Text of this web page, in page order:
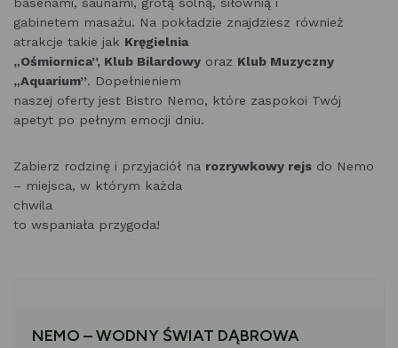
basenami, saunami, grotą solną, siłownią i
gabinetem masażu. Na pokładzie znajdziesz również
atrakcje takie jak Kręgielnia
„Ośmiornica”, Klub Bilardowy oraz Klub Muzyczny
„Aquarium”. Dopełnieniem
naszej oferty jest Bistro Nemo, które zaspokoi Twój
apetyt po pełnym emocji dniu.
Zabierz rodzinę i przyjaciół na rozrywkowy rejs do Nemo
– miejsca, w którym każda
chwila
to wspaniała przygoda!
NEMO – WODNY ŚWIAT DĄBROWA